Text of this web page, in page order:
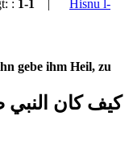
: 1-1 | Hisnu l-
gebe ihm Heil, zu
كيف كان